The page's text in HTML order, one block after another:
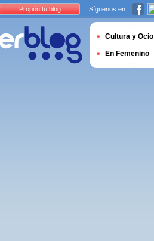
Propón tu blog Síguenos en
Cultura y Ocio
En Femenino